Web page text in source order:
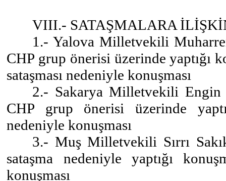
VIII.- SATAŞMALARA
1.- Yalova Milletvekili
CHP grup önerisi üzerinde yaptığı
sataşması nedeniyle konuşması
2.- Sakarya Milletvekili Engin
CHP grup önerisi üzerinde
nedeniyle konuşması
3.- Muş Milletvekili Sırrı
sataşma nedeniyle yaptığı
konuşması